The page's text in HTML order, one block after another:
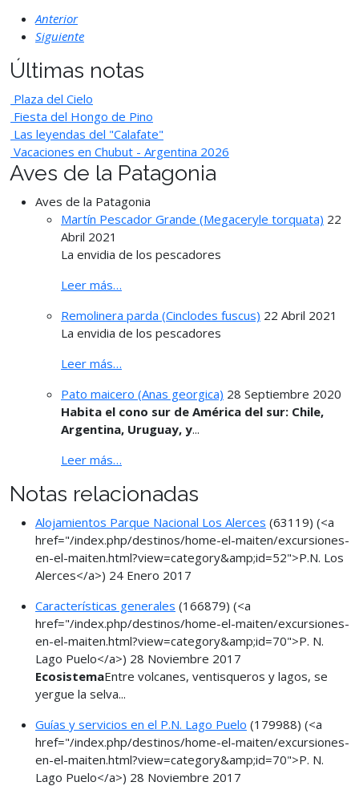
Anterior
Siguiente
Últimas notas
Plaza del Cielo
Fiesta del Hongo de Pino
Las leyendas del "Calafate"
Vacaciones en Chubut - Argentina 2026
Aves de la Patagonia
Aves de la Patagonia
Martín Pescador Grande (Megaceryle torquata) 22
Abril 2021
La envidia de los pescadores
Leer más…
Remolinera parda (Cinclodes fuscus) 22 Abril 2021
La envidia de los pescadores
Leer más…
Pato maicero (Anas georgica) 28 Septiembre 2020
Habita el cono sur de América del sur: Chile,
Argentina, Uruguay, y...
Leer más…
Notas relacionadas
Alojamientos Parque Nacional Los Alerces (63119) (<a
href="/index.php/destinos/home-el-maiten/excursiones-
en-el-maiten.html?view=category&amp;id=52">P.N. Los
Alerces</a>) 24 Enero 2017
Características generales (166879) (<a
href="/index.php/destinos/home-el-maiten/excursiones-
en-el-maiten.html?view=category&amp;id=70">P. N.
Lago Puelo</a>) 28 Noviembre 2017
EcosistemaEntre volcanes, ventisqueros y lagos, se
yergue la selva...
Guías y servicios en el P.N. Lago Puelo (179988) (<a
href="/index.php/destinos/home-el-maiten/excursiones-
en-el-maiten.html?view=category&amp;id=70">P. N.
Lago Puelo</a>) 28 Noviembre 2017